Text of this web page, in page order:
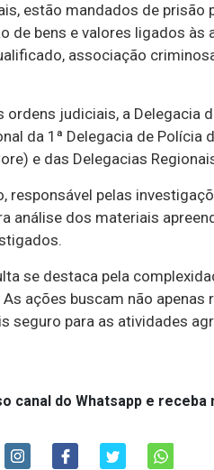
estão mandados de
de bens e valores ligados
associação
ordens judiciais, a Delegacia
da 1ª Delegacia de Polícia
e das Delegacias
responsável pelas
análise dos materiais
se destaca pela
ações buscam não
seguro para as atividades
canal do Whatsapp e